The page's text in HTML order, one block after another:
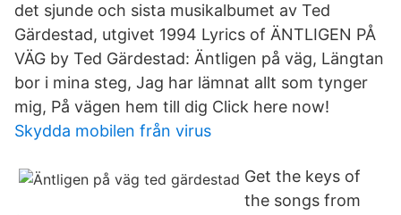
det sjunde och sista musikalbumet av Ted
Gärdestad, utgivet 1994 Lyrics of ÄNTLIGEN PÅ
VÄG by Ted Gärdestad: Äntligen på väg, Längtan
bor i mina steg, Jag har lämnat allt som tynger
mig, På vägen hem till dig Click here now!
Skydda mobilen från virus
Get the keys of
the songs from